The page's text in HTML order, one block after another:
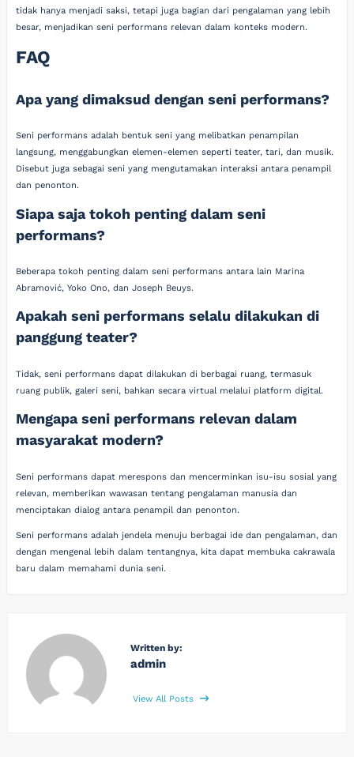
tidak hanya menjadi saksi, tetapi juga bagian dari pengalaman yang lebih
besar, menjadikan seni performans relevan dalam konteks modern.
FAQ
Apa yang dimaksud dengan seni performans?
Seni performans adalah bentuk seni yang melibatkan penampilan
langsung, menggabungkan elemen-elemen seperti teater, tari, dan musik.
Disebut juga sebagai seni yang mengutamakan interaksi antara penampil
dan penonton.
Siapa saja tokoh penting dalam seni
performans?
Beberapa tokoh penting dalam seni performans antara lain Marina
Abramović, Yoko Ono, dan Joseph Beuys.
Apakah seni performans selalu dilakukan di
panggung teater?
Tidak, seni performans dapat dilakukan di berbagai ruang, termasuk
ruang publik, galeri seni, bahkan secara virtual melalui platform digital.
Mengapa seni performans relevan dalam
masyarakat modern?
Seni performans dapat merespons dan mencerminkan isu-isu sosial yang
relevan, memberikan wawasan tentang pengalaman manusia dan
menciptakan dialog antara penampil dan penonton.
Seni performans adalah jendela menuju berbagai ide dan pengalaman, dan
dengan mengenal lebih dalam tentangnya, kita dapat membuka cakrawala
baru dalam memahami dunia seni.
Written by:
admin
View All Posts